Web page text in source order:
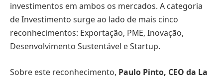
investimentos em ambos os mercados. A categoria
de Investimento surge ao lado de mais cinco
reconhecimentos: Exportação, PME, Inovação,
Desenvolvimento Sustentável e Startup.
Sobre este reconhecimento, Paulo Pinto, CEO da La